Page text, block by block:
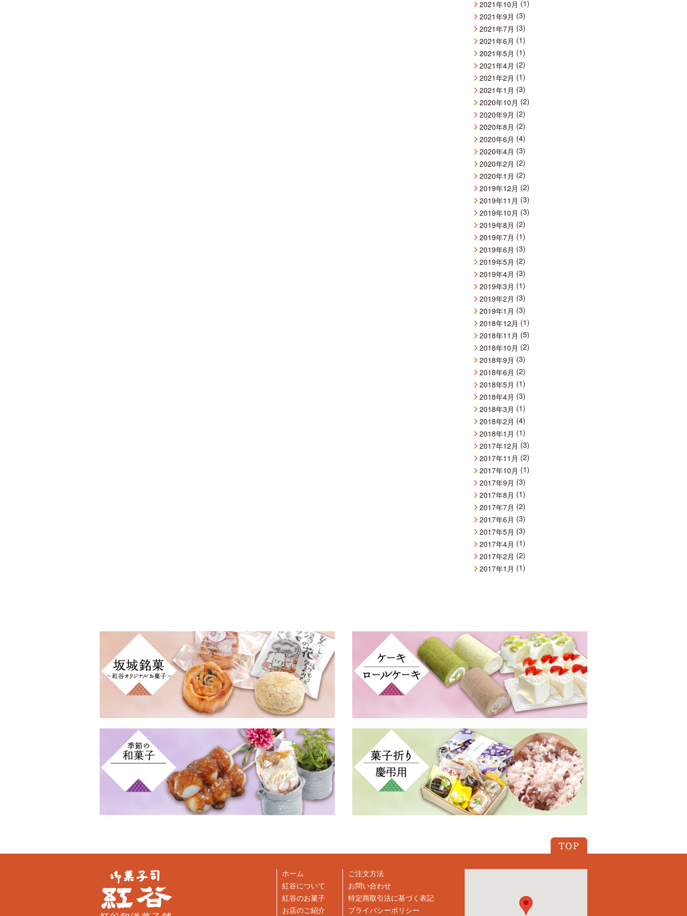
2021年10月 (1)
2021年9月 (3)
2021年7月 (3)
2021年6月 (1)
2021年5月 (1)
2021年4月 (2)
2021年2月 (1)
2021年1月 (3)
2020年10月 (2)
2020年9月 (2)
2020年8月 (2)
2020年6月 (4)
2020年4月 (3)
2020年2月 (2)
2020年1月 (2)
2019年12月 (2)
2019年11月 (3)
2019年10月 (3)
2019年8月 (2)
2019年7月 (1)
2019年6月 (3)
2019年5月 (2)
2019年4月 (3)
2019年3月 (1)
2019年2月 (3)
2019年1月 (3)
2018年12月 (1)
2018年11月 (5)
2018年10月 (2)
2018年9月 (3)
2018年6月 (2)
2018年5月 (1)
2018年4月 (3)
2018年3月 (1)
2018年2月 (4)
2018年1月 (1)
2017年12月 (3)
2017年11月 (2)
2017年10月 (1)
2017年9月 (3)
2017年8月 (1)
2017年7月 (2)
2017年6月 (3)
2017年5月 (3)
2017年4月 (1)
2017年2月 (2)
2017年1月 (1)
ホーム
紅谷について
紅谷のお菓子
お店のご紹介
ご注文方法
お問い合わせ
特定商取引法に基づく表記
プライバシーポリシー